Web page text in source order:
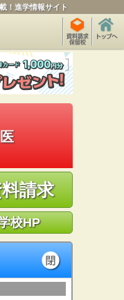
！進学情報サイト
請求
校HP